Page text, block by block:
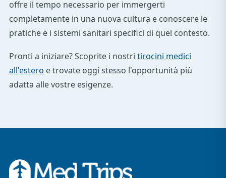
offre il tempo necessario per immergerti
completamente in una nuova cultura e conoscere le
pratiche e i sistemi sanitari specifici di quel contesto.
Pronti a iniziare? Scoprite i nostri tirocini medici
all'estero e trovate oggi stesso l'opportunità più
adatta alle vostre esigenze.